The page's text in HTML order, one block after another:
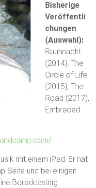
Bisherige
Veröffentli
chungen
(Auswahl):
Rauhnacht
(2014), The
Circle of Life
(2015), The
Road (2017),
Embraced
mit einem iPad. Er hat
Seite und bei einigen
Boradcasting